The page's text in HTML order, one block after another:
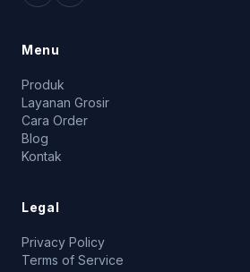
Menu
Produk
Layanan Grosir
Cara Order
Blog
Kontak
Legal
Privacy Policy
Terms of Service